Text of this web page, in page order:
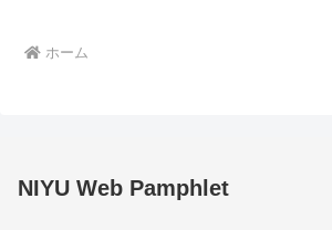
ホーム
NIYU Web Pamphlet